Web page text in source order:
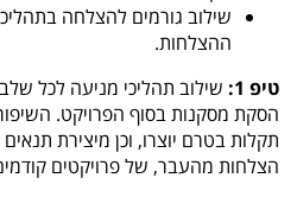
שילוב גורמים להצלחה
ההצלחות.
טיפ 1:
שילוב תהליכי מניעה לכל
הסקת מסקנות בסוף הפרויקט.
תקלות בטרם יוצרו, וכן מיצירת
הצלחות מהעבר, של פרויקטים